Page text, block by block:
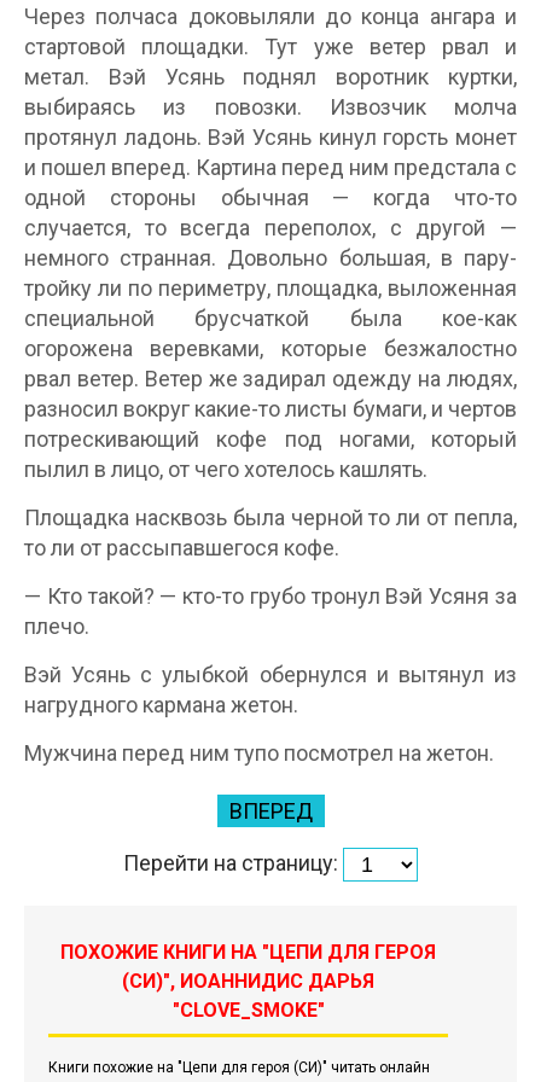
Через полчаса доковыляли до конца ангара и
стартовой площадки. Тут уже ветер рвал и
метал. Вэй Усянь поднял воротник куртки,
выбираясь из повозки. Извозчик молча
протянул ладонь. Вэй Усянь кинул горсть монет
и пошел вперед. Картина перед ним предстала с
одной стороны обычная — когда что-то
случается, то всегда переполох, с другой —
немного странная. Довольно большая, в пару-
тройку ли по периметру, площадка, выложенная
специальной брусчаткой была кое-как
огорожена веревками, которые безжалостно
рвал ветер. Ветер же задирал одежду на людях,
разносил вокруг какие-то листы бумаги, и чертов
потрескивающий кофе под ногами, который
пылил в лицо, от чего хотелось кашлять.
Площадка насквозь была черной то ли от пепла,
то ли от рассыпавшегося кофе.
— Кто такой? — кто-то грубо тронул Вэй Усяня за
плечо.
Вэй Усянь с улыбкой обернулся и вытянул из
нагрудного кармана жетон.
Мужчина перед ним тупо посмотрел на жетон.
ВПЕРЕД
Перейти на страницу:
ПОХОЖИЕ КНИГИ НА "ЦЕПИ ДЛЯ ГЕРОЯ
(СИ)", ИОАННИДИС ДАРЬЯ
"CLOVE_SMOKE"
Книги похожие на "Цепи для героя (СИ)" читать онлайн